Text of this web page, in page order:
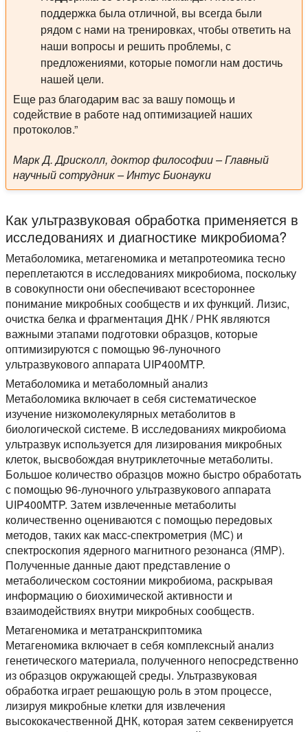
поддержка была отличной, вы всегда были
рядом с нами на тренировках, чтобы ответить на
наши вопросы и решить проблемы, с
предложениями, которые помогли нам достичь
нашей цели.
Еще раз благодарим вас за вашу помощь и
содействие в работе над оптимизацией наших
протоколов.”
Марк Д. Дрисколл, доктор философии – Главный
научный сотрудник – Интус Бионауки
Как ультразвуковая обработка применяется в
исследованиях и диагностике микробиома?
Метаболомика, метагеномика и метапротеомика тесно
переплетаются в исследованиях микробиома, поскольку
в совокупности они обеспечивают всестороннее
понимание микробных сообществ и их функций. Лизис,
очистка белка и фрагментация ДНК / РНК являются
важными этапами подготовки образцов, которые
оптимизируются с помощью 96-луночного
ультразвукового аппарата UIP400MTP.
Метаболомика и метаболомный анализ
Метаболомика включает в себя систематическое
изучение низкомолекулярных метаболитов в
биологической системе. В исследованиях микробиома
ультразвук используется для лизирования микробных
клеток, высвобождая внутриклеточные метаболиты.
Большое количество образцов можно быстро обработать
с помощью 96-луночного ультразвукового аппарата
UIP400MTP. Затем извлеченные метаболиты
количественно оцениваются с помощью передовых
методов, таких как масс-спектрометрия (МС) и
спектроскопия ядерного магнитного резонанса (ЯМР).
Полученные данные дают представление о
метаболическом состоянии микробиома, раскрывая
информацию о биохимической активности и
взаимодействиях внутри микробных сообществ.
Метагеномика и метатранскриптомика
Метагеномика включает в себя комплексный анализ
генетического материала, полученного непосредственно
из образцов окружающей среды. Ультразвуковая
обработка играет решающую роль в этом процессе,
лизируя микробные клетки для извлечения
высококачественной ДНК, которая затем секвенируется